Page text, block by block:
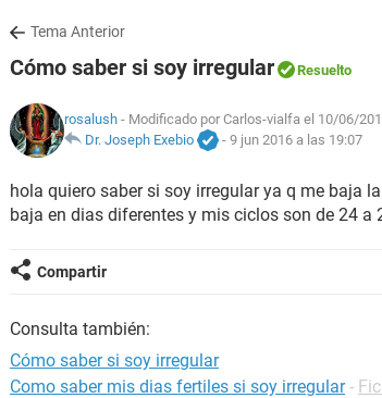
Tema Anterior
Cómo saber si soy irregular Resuelto
rosalush - Modificado por Carlos-vialfa el 10/06/
Dr. Joseph Exebio
- 9 jun 2016 a las 19:07
hola quiero saber si soy irregular ya q me baja
baja en dias diferentes y mis ciclos son de 24 a
Compartir
Consulta también:
Cómo saber si soy irregular
Como saber mis dias fertiles si soy irregular -